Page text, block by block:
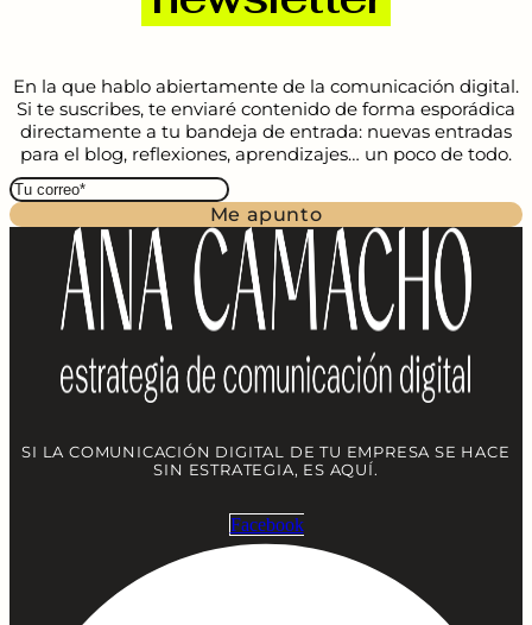
En la que hablo abiertamente de la comunicación digital.
Si te suscribes, te enviaré contenido de forma esporádica
directamente a tu bandeja de entrada: nuevas entradas
para el blog, reflexiones, aprendizajes… un poco de todo.
Me apunto
SI LA COMUNICACIÓN DIGITAL DE TU EMPRESA SE HACE
SIN ESTRATEGIA, ES AQUÍ.
Facebook